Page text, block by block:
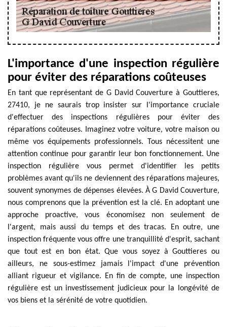
L'importance d'une inspection régulière
pour éviter des réparations coûteuses
En tant que représentant de G David Couverture à Gouttieres,
27410, je ne saurais trop insister sur l'importance cruciale
d'effectuer des inspections régulières pour éviter des
réparations coûteuses. Imaginez votre voiture, votre maison ou
même vos équipements professionnels. Tous nécessitent une
attention continue pour garantir leur bon fonctionnement. Une
inspection régulière vous permet d'identifier les petits
problèmes avant qu'ils ne deviennent des réparations majeures,
souvent synonymes de dépenses élevées. À G David Couverture,
nous comprenons que la prévention est la clé. En adoptant une
approche proactive, vous économisez non seulement de
l'argent, mais aussi du temps et des tracas. En outre, une
inspection fréquente vous offre une tranquillité d'esprit, sachant
que tout est en bon état. Que vous soyez à Gouttieres ou
ailleurs, ne sous-estimez jamais l'impact d'une prévention
alliant rigueur et vigilance. En fin de compte, une inspection
régulière est un investissement judicieux pour la longévité de
vos biens et la sérénité de votre quotidien.